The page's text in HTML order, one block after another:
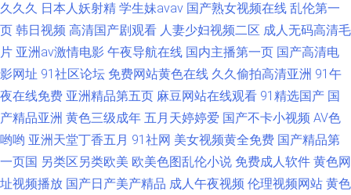
久久久 日本人妖射精 学生妹avav 国产熟女视频在线 乱伦第一
页 韩日视频 高清国产剧观看 人妻少妇视频二区 成人无码高清毛
片 亚洲av激情电影 午夜导航在线 国内主播第一页 国产高清电
影网址 91社区论坛 免费网站黄色在线 久久偷拍高清亚洲 91午
夜在线免费 亚洲精品第五页 麻豆网站在线观看 91精选国产 国
产精品亚洲 黄色三级成年 五月天婷婷爱 国产不卡小视频 AV色
哟哟 亚洲天堂丁香五月 91社网 美女视频黄全免费 国产精品第
一页国 另类区另类欧美 欧美色图乱伦小说 免费成人软件 黄色网
址视频播放 国产日产美产精品 成人午夜视频 伦理视频网站 黄色